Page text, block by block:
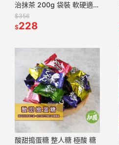
治抹茶 200g 袋裝 軟硬適中
不黏牙 單顆包裝 海藻糖製
成 【甜園】
$356
$228
酸甜搗蛋糖 整人糖 極酸 糖